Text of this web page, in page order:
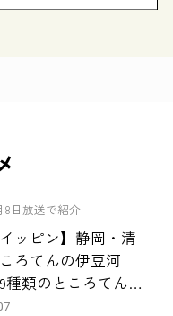
8日放送で紹介
イッピン】静岡・清
ろてんの伊豆河
種類のところてん・
みつ 旅サラダマル